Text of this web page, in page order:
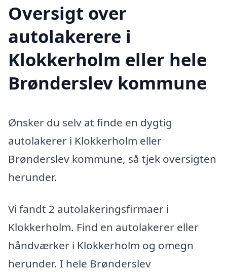
Oversigt over
autolakerere i
Klokkerholm eller hele
Brønderslev kommune
Ønsker du selv at finde en dygtig
autolakerer i Klokkerholm eller
Brønderslev kommune, så tjek oversigten
herunder.
Vi fandt 2 autolakeringsfirmaer i
Klokkerholm. Find en autolakerer eller
håndværker i Klokkerholm og omegn
herunder. I hele Brønderslev